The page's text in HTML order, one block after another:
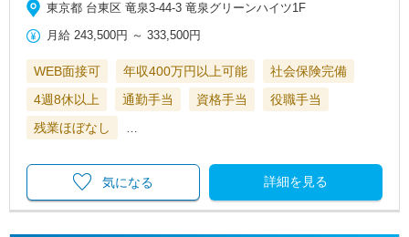
東京都 台東区 竜泉3-44-3 竜泉グリーンハイツ1F
月給 243,500円 ～333,500円
WEB面接可 年収400万円以上可能
社会保険完備
4週8休以上
通勤手当 資格手当
役職手当
残業ほぼなし
…
詳細を見る
気になる